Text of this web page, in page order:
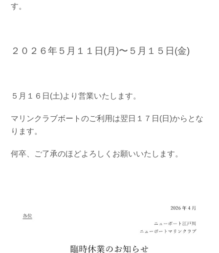
す。
２０２６年５月１１日(月)〜５月１５日(金)
５月１６日(土)より営業いたします。
マリンクラブボートのご利用は翌日１７日(日)からとな
ります。
何卒、ご了承のほどよろしくお願いいたします。